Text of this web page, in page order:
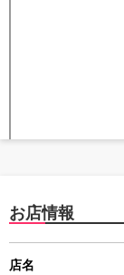
お店情報
店名